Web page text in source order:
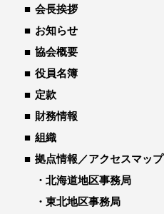
会長挨拶
お知らせ
協会概要
役員名簿
定款
財務情報
組織
拠点情報／アクセスマップ
北海道地区事務局
東北地区事務局